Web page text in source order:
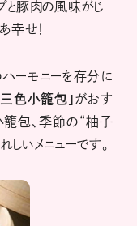
と豚肉の風味がじ
幸せ！
ーモニーを存分に
三色小籠包」がおす
包、季節の“柚子
いメニューです。